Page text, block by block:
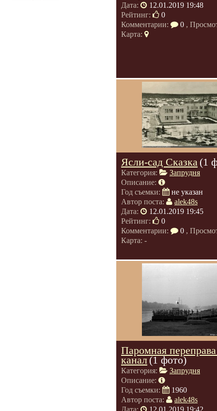
Дата:
12.01.2019 19:48
Рейтинг:
0
Комментарии:
0 ,
Карта:
Ясли-сад Сказка (1
Категория:
Запрудня
Описание:
Год съемки:
не указан
Автор поста:
alek48s
Дата:
12.01.2019 19:45
Рейтинг:
0
Комментарии:
0 ,
Карта: -
Паромная
канал(1 фото)
Категория:
Запрудня
Описание:
Год съемки:
1960
Автор поста:
alek48s
Дата:
12.01.2019 19:42